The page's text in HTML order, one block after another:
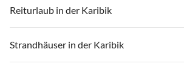
Reiturlaub in der Karibik
Strandhäuser in der Karibik